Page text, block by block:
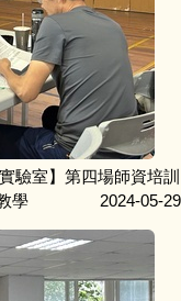
驗室】第四場師資培訓
學
2024-05-29